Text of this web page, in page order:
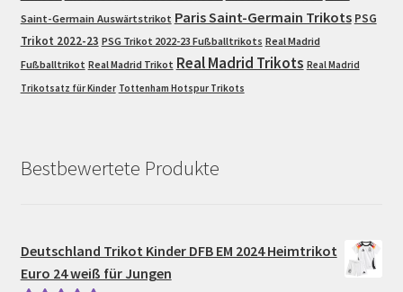
Saint-Germain Auswärtstrikot Paris Saint-Germain Trikots PSG
Trikot 2022-23 PSG Trikot 2022-23 Fußballtrikots Real Madrid
Fußballtrikot Real Madrid Trikot Real Madrid Trikots Real Madrid
Trikotsatz für Kinder Tottenham Hotspur Trikots
Bestbewertete Produkte
Deutschland Trikot Kinder DFB EM 2024 Heimtrikot
Euro 24 weiß für Jungen